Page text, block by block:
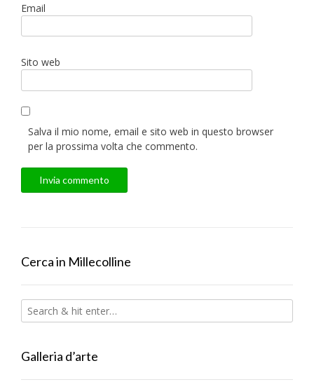
Email
Sito web
Salva il mio nome, email e sito web in questo browser
per la prossima volta che commento.
Cerca in Millecolline
Galleria d’arte